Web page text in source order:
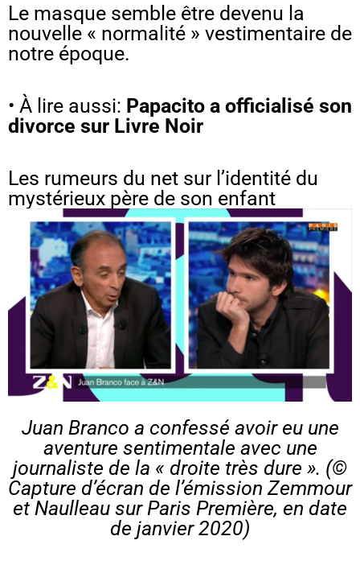
Le masque semble être devenu la
nouvelle « normalité » vestimentaire de
notre époque.
• À lire aussi: Papacito a officialisé son
divorce sur Livre Noir
Les rumeurs du net sur l’identité du
mystérieux père de son enfant
Juan Branco a confessé avoir eu une
aventure sentimentale avec une
journaliste de la « droite très dure ». (©
Capture d’écran de l’émission Zemmour
et Naulleau sur Paris Première, en date
de janvier 2020)